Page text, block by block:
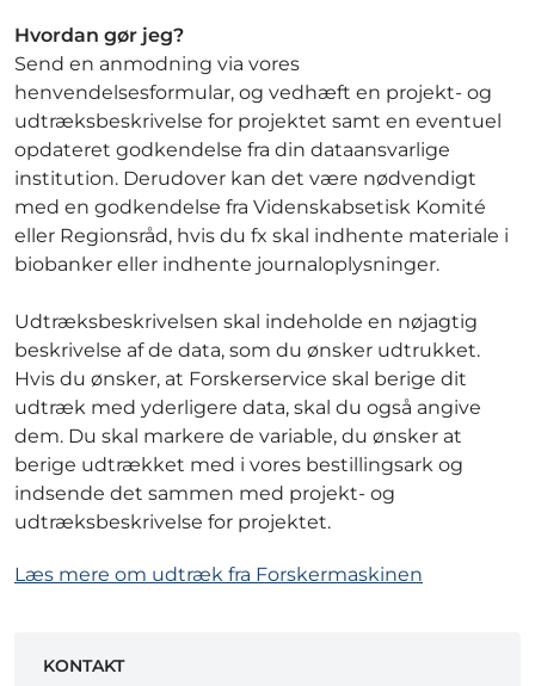
Hvordan gør jeg?
Send en anmodning via vores
henvendelsesformular, og vedhæft en projekt- og
udtræksbeskrivelse for projektet samt en eventuel
opdateret godkendelse fra din dataansvarlige
institution. Derudover kan det være nødvendigt
med en godkendelse fra Videnskabsetisk Komité
eller Regionsråd, hvis du fx skal indhente materiale i
biobanker eller indhente journaloplysninger.
Udtræksbeskrivelsen skal indeholde en nøjagtig
beskrivelse af de data, som du ønsker udtrukket.
Hvis du ønsker, at Forskerservice skal berige dit
udtræk med yderligere data, skal du også angive
dem. Du skal markere de variable, du ønsker at
berige udtrækket med i vores bestillingsark og
indsende det sammen med projekt- og
udtræksbeskrivelse for projektet.
Læs mere om udtræk fra Forskermaskinen
KONTAKT